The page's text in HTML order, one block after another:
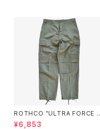
ROTHCO "ULTRA FORCE B
DUカーゴパンツ"
¥6,853